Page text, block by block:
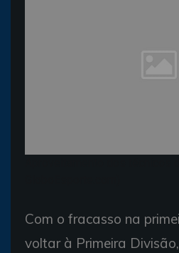
Com o fracasso na
voltar à Primeira